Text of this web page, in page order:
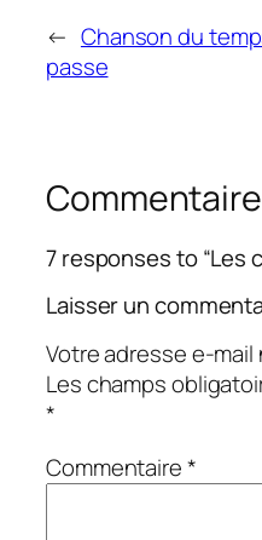
← Chanson du
passe
7 responses to “Les
Laisser un
Votre adresse e-mail
Les champs
*
Commentaire*